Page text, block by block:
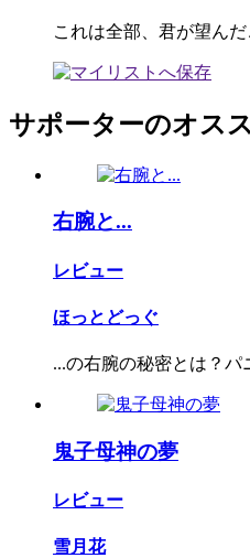
これは全部、君が望んだ
サポーターのオス
右腕と...
レビュー
ほっとどっぐ
...の右腕の秘密とは？パ
鬼子母神の夢
レビュー
雪月花